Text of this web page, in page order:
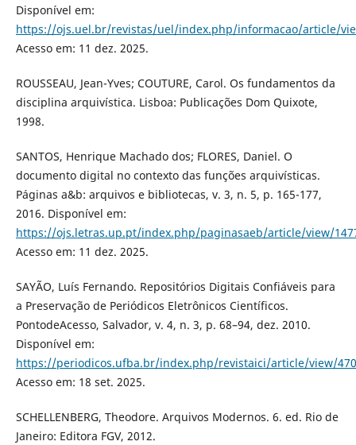
Disponível em:
https://ojs.uel.br/revistas/uel/index.php/informacao/article/
Acesso em: 11 dez. 2025.
ROUSSEAU, Jean-Yves; COUTURE, Carol. Os fundamentos da
disciplina arquivística. Lisboa: Publicações Dom Quixote,
1998.
SANTOS, Henrique Machado dos; FLORES, Daniel. O
documento digital no contexto das funções arquivísticas.
Páginas a&b: arquivos e bibliotecas, v. 3, n. 5, p. 165-177,
2016. Disponível em:
https://ojs.letras.up.pt/index.php/paginasaeb/article/view/
Acesso em: 11 dez. 2025.
SAYÃO, Luís Fernando. Repositórios Digitais Confiáveis para
a Preservação de Periódicos Eletrônicos Científicos.
PontodeAcesso, Salvador, v. 4, n. 3, p. 68–94, dez. 2010.
Disponível em:
https://periodicos.ufba.br/index.php/revistaici/article/view/
Acesso em: 18 set. 2025.
SCHELLENBERG, Theodore. Arquivos Modernos. 6. ed. Rio de
Janeiro: Editora FGV, 2012.